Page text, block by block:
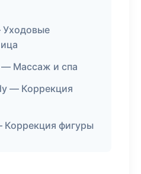
Уходовые
— Массаж и спа
— Коррекция
фигуры